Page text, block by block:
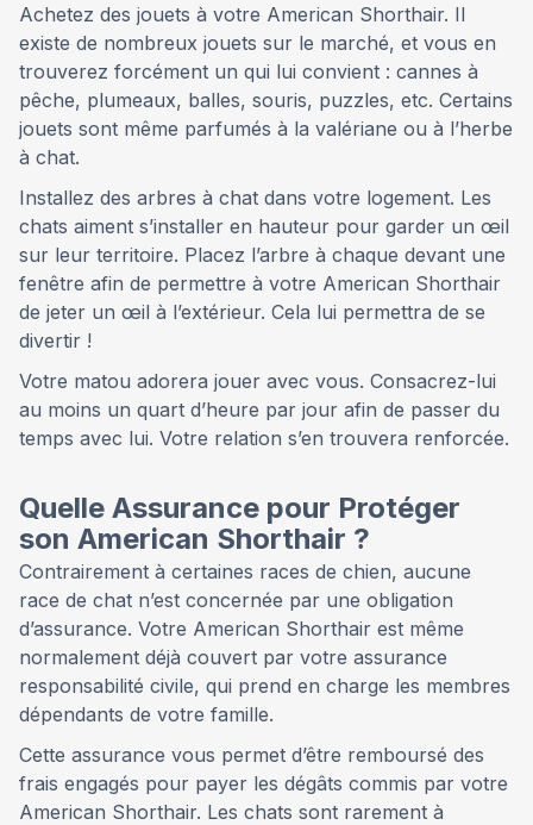
Achetez des jouets à votre American Shorthair. Il
existe de nombreux jouets sur le marché, et vous en
trouverez forcément un qui lui convient : cannes à
pêche, plumeaux, balles, souris, puzzles, etc. Certains
jouets sont même parfumés à la valériane ou à l’herbe
à chat.
Installez des arbres à chat dans votre logement. Les
chats aiment s’installer en hauteur pour garder un œil
sur leur territoire. Placez l’arbre à chaque devant une
fenêtre afin de permettre à votre American Shorthair
de jeter un œil à l’extérieur. Cela lui permettra de se
divertir !
Votre matou adorera jouer avec vous. Consacrez-lui
au moins un quart d’heure par jour afin de passer du
temps avec lui. Votre relation s’en trouvera renforcée.
Quelle Assurance pour Protéger
son American Shorthair ?
Contrairement à certaines races de chien, aucune
race de chat n’est concernée par une obligation
d’assurance. Votre American Shorthair est même
normalement déjà couvert par votre assurance
responsabilité civile, qui prend en charge les membres
dépendants de votre famille.
Cette assurance vous permet d’être remboursé des
frais engagés pour payer les dégâts commis par votre
American Shorthair. Les chats sont rarement à